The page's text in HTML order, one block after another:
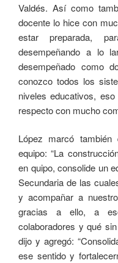
Valdés. Así como
docente lo hice con
estar preparada,
desempeñando a lo
desempeñado como
conozco todos los
niveles educativos,
respecto con mucho
López marcó
equipo: “La
en quipo, consolide un
Secundaria de las
y acompañar a
gracias a ello, a
colaboradores y qué
dijo y agregó:
ese sentido y